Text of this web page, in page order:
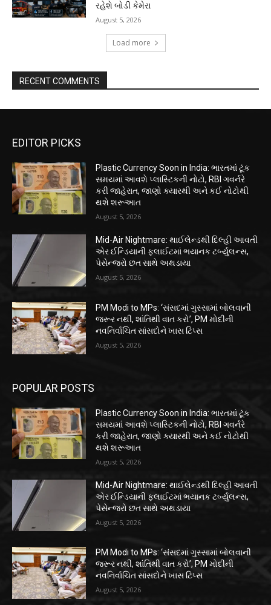
રહેશે બોડી કેમેરા
August 5, 2026
Load more
RECENT COMMENTS
EDITOR PICKS
Plastic Currency Soon in India: ભારતમાં ટૂંક
સમયમાં આવશે પ્લાસ્ટિકની નોટો, RBI ગવર્નરે
કરી જાહેરાત, જાણો ક્યારથી અને કઈ નોટોથી
થશે શરૂઆત
August 5, 2026
Mid-Air Nightmare: થાઈલેન્ડથી દિલ્હી આવતી
એર ઈન્ડિયાની ફ્લાઈટમાં ભયાનક ટર્બ્યુલન્સ,
પેસેન્જરો છત સાથે અથડાયા
August 5, 2026
PM Modi to MPs: ‘સંસદમાં ગુસ્સામાં બોલવાની
જરૂર નથી, શાંતિથી વાત કરો’, PM મોદીની
નવનિર્વાચિત સાંસદોને ખાસ ટિપ્સ
August 5, 2026
POPULAR POSTS
Plastic Currency Soon in India: ભારતમાં ટૂંક
સમયમાં આવશે પ્લાસ્ટિકની નોટો, RBI ગવર્નરે
કરી જાહેરાત, જાણો ક્યારથી અને કઈ નોટોથી
થશે શરૂઆત
August 5, 2026
Mid-Air Nightmare: થાઈલેન્ડથી દિલ્હી આવતી
એર ઈન્ડિયાની ફ્લાઈટમાં ભયાનક ટર્બ્યુલન્સ,
પેસેન્જરો છત સાથે અથડાયા
August 5, 2026
PM Modi to MPs: ‘સંસદમાં ગુસ્સામાં બોલવાની
જરૂર નથી, શાંતિથી વાત કરો’, PM મોદીની
નવનિર્વાચિત સાંસદોને ખાસ ટિપ્સ
August 5, 2026